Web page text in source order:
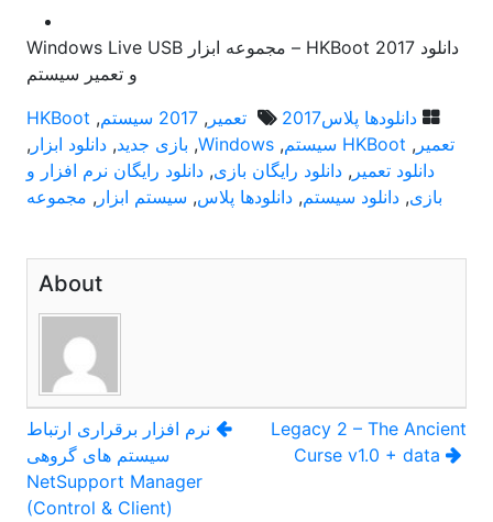
دانلود HKBoot 2017 – مجموعه ابزار Windows Live USB
و تعمیر سیستم
دانلودها پلاس2017 تعمیر ,2017 سیستم ,
HKBoot
تعمیر , HKBoot سیستم ,
Windows
, بازی جدید,دانلود ابزار ,
دانلود تعمیر ,دانلود رایگان بازی,دانلود رایگان نرم افزار و
بازی,دانلود سیستم,دانلودها پلاس, سیستم ابزار , مجموعه
About
راهبری
نوشته
نرم افزار برقراری ارتباط
سیستم های گروهی
NetSupport Manager
(Control & Client)
Legacy 2 – The Ancient
Curse v1.0 + data